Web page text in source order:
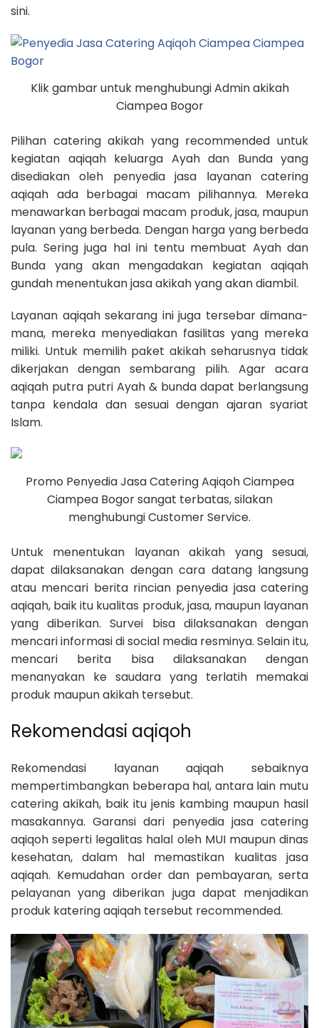
sini.
Klik gambar untuk menghubungi Admin akikah
Ciampea Bogor
Pilihan catering akikah yang recommended untuk
kegiatan aqiqah keluarga Ayah dan Bunda yang
disediakan oleh penyedia jasa layanan catering
aqiqah ada berbagai macam pilihannya. Mereka
menawarkan berbagai macam produk, jasa, maupun
layanan yang berbeda. Dengan harga yang berbeda
pula. Sering juga hal ini tentu membuat Ayah dan
Bunda yang akan mengadakan kegiatan aqiqah
gundah menentukan jasa akikah yang akan diambil.
Layanan aqiqah sekarang ini juga tersebar dimana-
mana, mereka menyediakan fasilitas yang mereka
miliki. Untuk memilih paket akikah seharusnya tidak
dikerjakan dengan sembarang pilih. Agar acara
aqiqah putra putri Ayah & bunda dapat berlangsung
tanpa kendala dan sesuai dengan ajaran syariat
Islam.
Promo Penyedia Jasa Catering Aqiqoh Ciampea
Ciampea Bogor sangat terbatas, silakan
menghubungi Customer Service.
Untuk menentukan layanan akikah yang sesuai,
dapat dilaksanakan dengan cara datang langsung
atau mencari berita rincian penyedia jasa catering
aqiqah, baik itu kualitas produk, jasa, maupun layanan
yang diberikan. Survei bisa dilaksanakan dengan
mencari informasi di social media resminya. Selain itu,
mencari berita bisa dilaksanakan dengan
menanyakan ke saudara yang terlatih memakai
produk maupun akikah tersebut.
Rekomendasi aqiqoh
Rekomendasi layanan aqiqah sebaiknya
mempertimbangkan beberapa hal, antara lain mutu
catering akikah, baik itu jenis kambing maupun hasil
masakannya. Garansi dari penyedia jasa catering
aqiqoh seperti legalitas halal oleh MUI maupun dinas
kesehatan, dalam hal memastikan kualitas jasa
aqiqah. Kemudahan order dan pembayaran, serta
pelayanan yang diberikan juga dapat menjadikan
produk katering aqiqah tersebut recommended.